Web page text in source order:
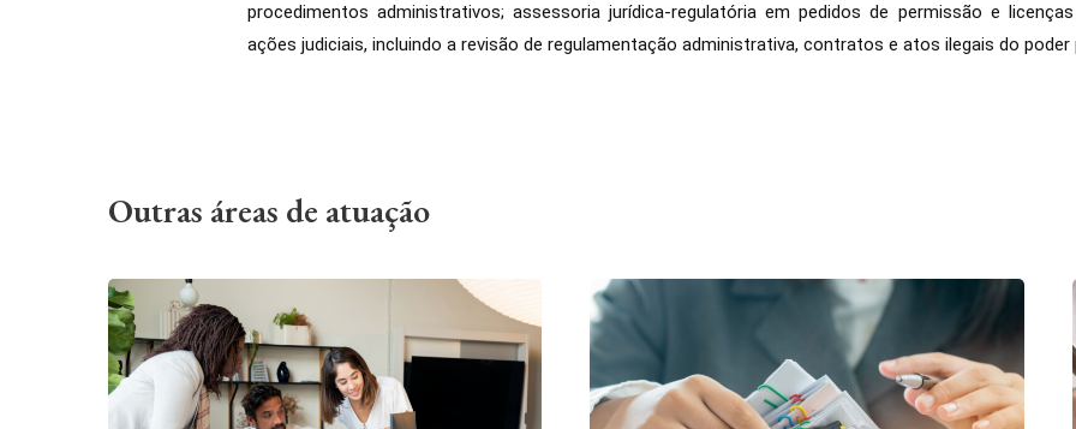
procedimentos administrativos; assessoria jurídica-regulatória em pedidos de permissão e
ações judiciais, incluindo a revisão de regulamentação administrativa, contratos e atos ilegais do poder
Outras áreas de atuação